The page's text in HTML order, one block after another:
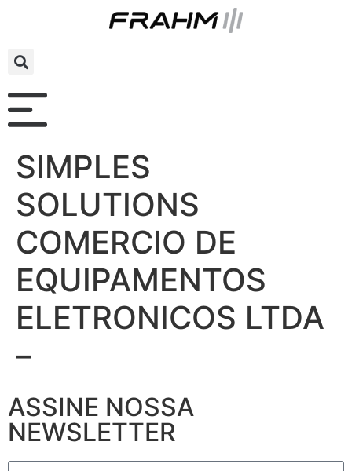
SIMPLES
SOLUTIONS
COMERCIO DE
EQUIPAMENTOS
ELETRONICOS LTDA
–
ASSINE NOSSA
NEWSLETTER